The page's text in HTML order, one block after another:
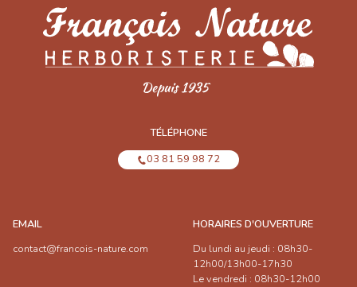
TÉLÉPHONE
03 81 59 98 72
EMAIL
contact@francois-nature.com
HORAIRES D'OUVERTURE
Du lundi au jeudi : 08h30-
12h00/13h00-17h30
Le vendredi : 08h30-12h00